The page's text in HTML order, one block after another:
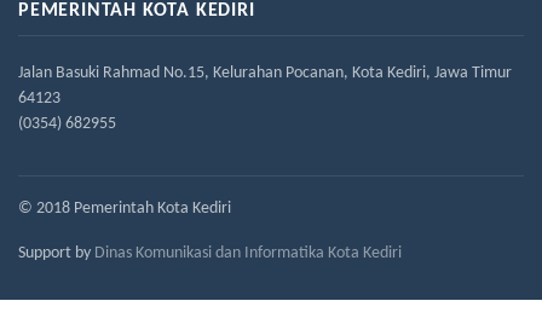
PEMERINTAH KOTA KEDIRI
Jalan Basuki Rahmad No.15, Kelurahan Pocanan, Kota Kediri, Jawa Timur
64123
(0354) 682955
© 2018 Pemerintah Kota Kediri
Support by Dinas Komunikasi dan Informatika Kota Kediri